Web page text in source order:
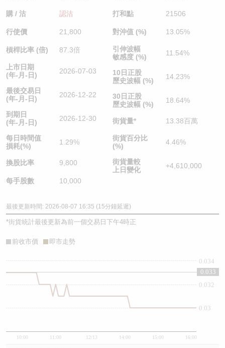
購 / 沽 認沽
行使價 21,800
槓桿比率 (倍) 87.3倍
上市日期
(年-月-日)
2026-07-03
最後交易日
(年-月-日)
2026-12-22
到期日
(年-月-日)
2026-12-30
每日時間值
損耗(%)
1.29%
換股比率 9,800
每手股數 10,000
打和點 21506
對沖值 (%) 13.05%
引伸波幅
敏感度 (%)
11.54%
10日正股
歷史波幅 (%)
14.23%
30日正股
歷史波幅 (%)
18.64%
街貨量* 13.38百萬
街貨百分比
(%)
4.46%
街貨量較
上日變化
+4,610,000
最後更新時間: 2026-08-07 16:35 (15分鐘延遲)
*街貨統計最後更新為前一個交易日下午4時正
前收市價 即市走勢
10:00 11:00 12/13 14:00 15:00 16:00
0.03
0.032
0.034
0.033